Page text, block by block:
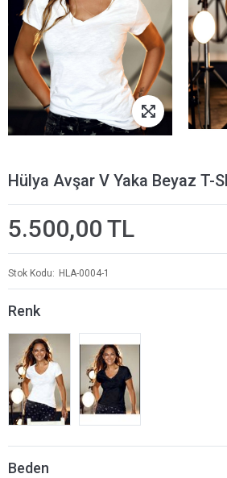
Hülya Avşar V Yaka Beyaz T-
5.500,00 TL
Stok Kodu HLA-0004-1
Renk
Beden